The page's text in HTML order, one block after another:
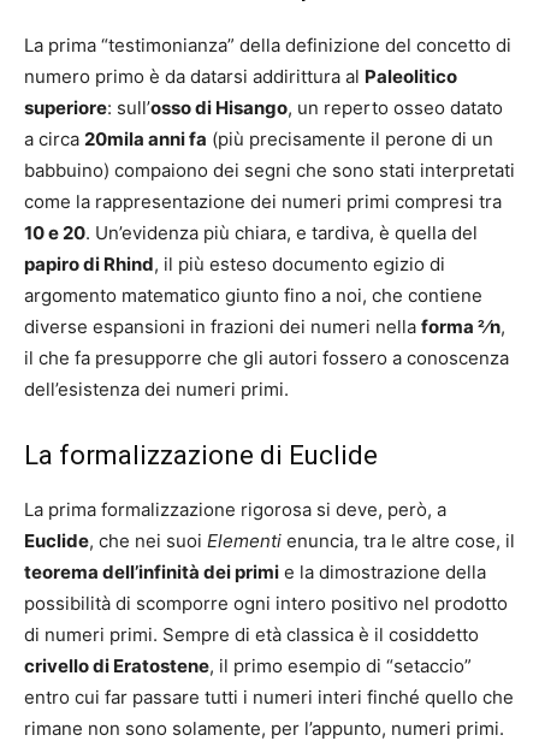
La prima “testimonianza” della definizione del concetto di
numero primo è da datarsi addirittura al Paleolitico
superiore: sull’osso di Hisango, un reperto osseo datato
a circa 20mila anni fa (più precisamente il perone di un
babbuino) compaiono dei segni che sono stati interpretati
come la rappresentazione dei numeri primi compresi tra
10 e 20. Un’evidenza più chiara, e tardiva, è quella del
papiro di Rhind, il più esteso documento egizio di
argomento matematico giunto fino a noi, che contiene
diverse espansioni in frazioni dei numeri nella forma 2⁄n,
il che fa presupporre che gli autori fossero a conoscenza
dell’esistenza dei numeri primi.
La formalizzazione di Euclide
La prima formalizzazione rigorosa si deve, però, a
Euclide, che nei suoi Elementi enuncia, tra le altre cose, il
teorema dell’infinità dei primi e la dimostrazione della
possibilità di scomporre ogni intero positivo nel prodotto
di numeri primi. Sempre di età classica è il cosiddetto
crivello di Eratostene, il primo esempio di “setaccio”
entro cui far passare tutti i numeri interi finché quello che
rimane non sono solamente, per l’appunto, numeri primi.